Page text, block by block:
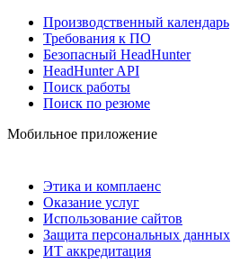
Производственный календарь
Требования к ПО
Безопасный HeadHunter
HeadHunter API
Поиск работы
Поиск по резюме
Мобильное приложение
Этика и комплаенс
Оказание услуг
Использование сайтов
Защита персональных данных
ИТ аккредитация